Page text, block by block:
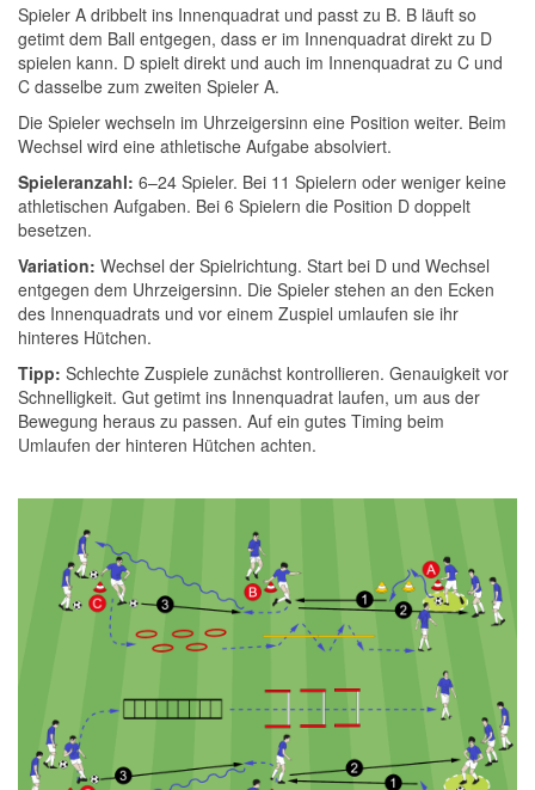
Spieler A dribbelt ins Innenquadrat und passt zu B. B läuft so
getimt dem Ball entgegen, dass er im Innenquadrat direkt zu D
spielen kann. D spielt direkt und auch im Innenquadrat zu C und
C dasselbe zum zweiten Spieler A.
Die Spieler wechseln im Uhrzeigersinn eine Position weiter. Beim
Wechsel wird eine athletische Aufgabe absolviert.
Spieleranzahl: 6–24 Spieler. Bei 11 Spielern oder weniger keine
athletischen Aufgaben. Bei 6 Spielern die Position D doppelt
besetzen.
Variation: Wechsel der Spielrichtung. Start bei D und Wechsel
entgegen dem Uhrzeigersinn. Die Spieler stehen an den Ecken
des Innenquadrats und vor einem Zuspiel umlaufen sie ihr
hinteres Hütchen.
Tipp: Schlechte Zuspiele zunächst kontrollieren. Genauigkeit vor
Schnelligkeit. Gut getimt ins Innenquadrat laufen, um aus der
Bewegung heraus zu passen. Auf ein gutes Timing beim
Umlaufen der hinteren Hütchen achten.